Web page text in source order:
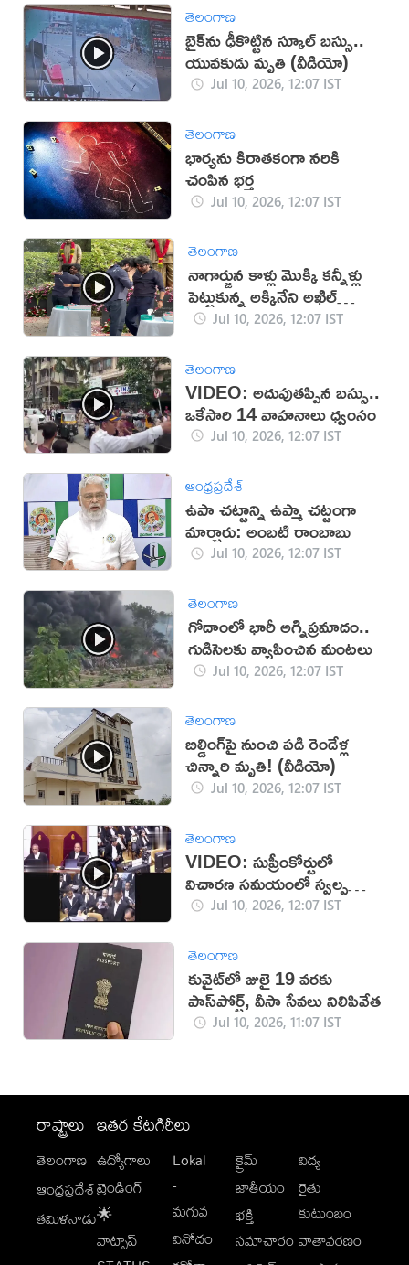
తెలంగాణ
బైక్‌ను ఢీకొట్టిన స్కూల్ బస్సు..
యువకుడు మృతి (వీడియో)
Jul 10, 2026, 12:07 IST
తెలంగాణ
భార్యను కిరాతకంగా నరికి
చంపిన భర్త
Jul 10, 2026, 12:07 IST
తెలంగాణ
నాగార్జున కాళ్లు మొక్కి కన్నీళ్లు
పెట్టుకున్న అక్కినేని అఖిల్
(వీడియో)
Jul 10, 2026, 12:07 IST
తెలంగాణ
VIDEO: అదుపుతప్పిన బస్సు..
ఒకేసారి 14 వాహనాలు ధ్వంసం
Jul 10, 2026, 12:07 IST
ఆంధ్రప్రదేశ్
ఉపా చట్టాన్ని ఉప్మా చట్టంగా
మార్చారు: అంబటి రాంబాబు
Jul 10, 2026, 12:07 IST
తెలంగాణ
గోదాంలో భారీ అగ్నిప్రమాదం..
గుడిసెలకు వ్యాపించిన మంటలు
Jul 10, 2026, 12:07 IST
తెలంగాణ
బిల్డింగ్‌పై నుంచి పడి రెండేళ్ల
చిన్నారి మృతి! (వీడియో)
Jul 10, 2026, 12:07 IST
తెలంగాణ
VIDEO: సుప్రీంకోర్టులో
విచారణ సమయంలో స్వల్ప
ఉద్రిక్తతJul 10, 2026, 12:07 IST
తెలంగాణ
కువైట్‌లో జులై 19 వరకు
పాస్‌పోర్ట్‌, వీసా సేవలు నిలిపివేత
Jul 10, 2026, 11:07 IST
రాష్ట్రాలు
తెలంగాణ
ఆంధ్రప్రదేశ్
తమిళనాడు
ఇతర కేటగిరీలు
ఉద్యోగాలు
ట్రెండింగ్
🌟
వాట్సాప్
Lokal
-
మగువ
వినోదం
క్రైమ్
జాతీయం
భక్తి
సమాచారం
విద్య
రైతు
కుటుంబం
వాతావరణం